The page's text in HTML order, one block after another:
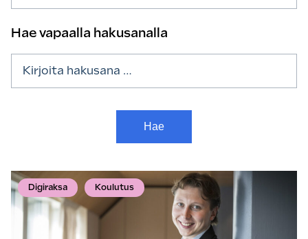
Hae vapaalla hakusanalla
Digiraksa Koulutus